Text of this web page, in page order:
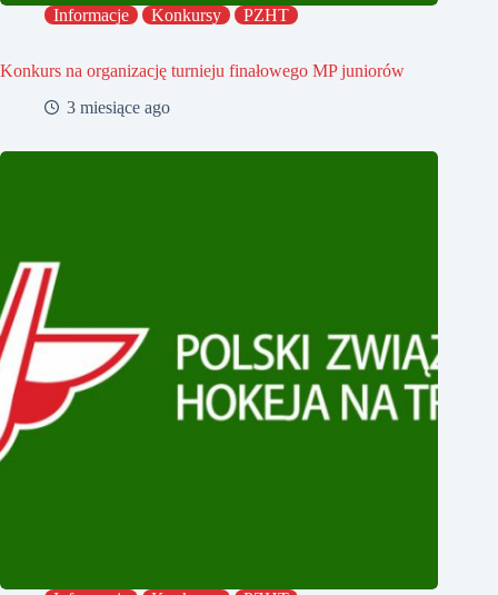
Informacje Konkursy PZHT
Konkurs na organizację turnieju finałowego MP juniorów
3 miesiące ago